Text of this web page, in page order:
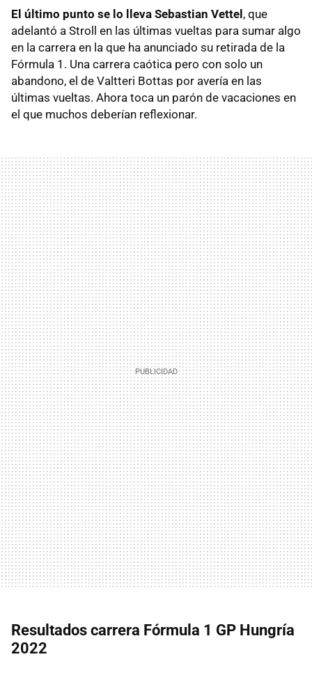
El último punto se lo lleva Sebastian Vettel , que
adelantó a Stroll en las últimas vueltas para sumar algo
en la carrera en la que ha anunciado su retirada de la
Fórmula 1. Una carrera caótica pero con solo un
abandono, el de Valtteri Bottas por avería en las
últimas vueltas. Ahora toca un parón de vacaciones en
el que muchos deberían reflexionar.
Resultados carrera Fórmula 1 GP Hungría
2022